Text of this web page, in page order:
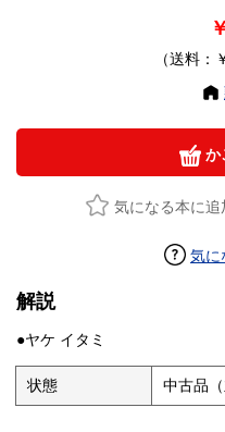
（送料：
か
気になる本に追
気に
解説
●ヤケ イタミ
状態 中古品（